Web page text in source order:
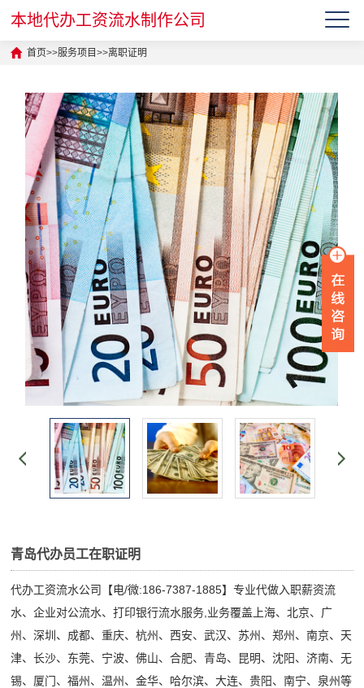
本地代办工资流水制作公司
首页>>服务项目>>离职证明
青岛代办员工在职证明
代办工资流水公司【电/微:186-7387-1885】专业代做入职薪资流
水、企业对公流水、打印银行流水服务,业务覆盖上海、北京、广
州、深圳、成都、重庆、杭州、西安、武汉、苏州、郑州、南京、天
津、长沙、东莞、宁波、佛山、合肥、青岛、昆明、沈阳、济南、无
锡、厦门、福州、温州、金华、哈尔滨、大连、贵阳、南宁、泉州等